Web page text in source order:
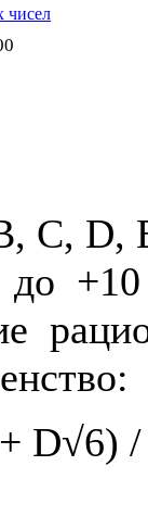
чисел
C, D,
D√6)